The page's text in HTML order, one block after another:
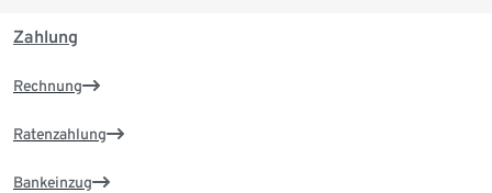
Zahlung
Rechnung
Ratenzahlung
Bankeinzug